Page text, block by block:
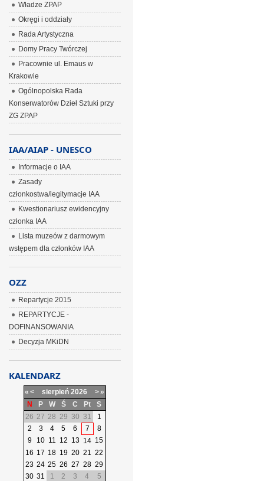
Władze ZPAP
Okręgi i oddziały
Rada Artystyczna
Domy Pracy Twórczej
Pracownie ul. Emaus w
Krakowie
Ogólnopolska Rada
Konserwatorów Dzieł Sztuki przy
ZG ZPAP
IAA/AIAP - UNESCO
Informacje o IAA
Zasady
członkostwa/legitymacje IAA
Kwestionariusz ewidencyjny
członka IAA
Lista muzeów z darmowym
wstępem dla członków IAA
OZZ
Repartycje 2015
REPARTYCJE -
DOFINANSOWANIA
Decyzja MKiDN
KALENDARZ
« < sierpień 2026 >»
N
P W Ś C Pt
S
26 27 28 29 30 31
1
2
3 4 5 6 7
8
9
10 11 12 13 14 15
16 17 18 19 20 21 22
23 24 25 26 27 28 29
30 31 1 2 3 4 5